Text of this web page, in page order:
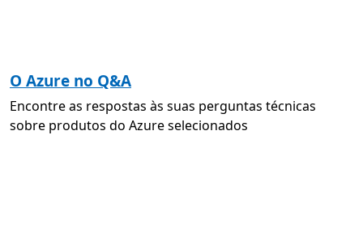
O Azure no Q&A
Encontre as respostas às suas perguntas técnicas
sobre produtos do Azure selecionados